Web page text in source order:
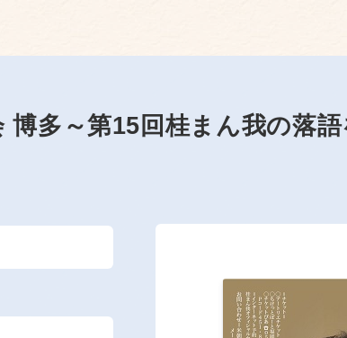
多～第15回桂まん我の落語